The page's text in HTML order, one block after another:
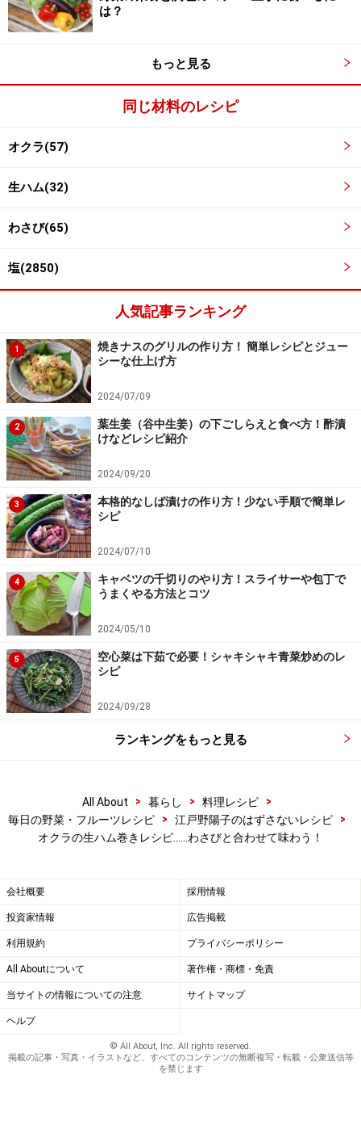
ワンポイントアドバイス
オクラは下ごしらえが大事です。軽く洗ってから板刷り
することで、表面のうぶ毛が取れて、口当たりがよくな
り、きれいな緑色にゆであがります。また、オクラのヘ
タは苦味の元なので、必ず切り落としてからゆでましょ
う。時間があるときは、ヘタを切り落としてから、切り
口を面取りするようにして切ると、見ばえがよくなりま
す。
※記事内容は執筆時点のものです。最新の内容をご確認くださ
い。
※衛生面および保存状態に起因して食中毒や体調不良を引き起こ
す場合があります。必ず清潔な状態で、正しい方法で行い、なる
べく早めにお召し上がりください。また、持ち運びの際は保存方
法に注意してください。
【編集部おすすめの購入サイト】
Amazonで人気レシピの書籍をチェック！
楽天市場で人気レシピの書籍をチェック！
は？
もっと見る
同じ材料のレシピ
オクラ(57)
生ハム(32)
わさび(65)
塩(2850)
人気記事ランキング
1
焼きナスのグリルの作り方！ 簡単レシピとジュー
シーな仕上げ方
2024/07/09
2
葉生姜（谷中生姜）の下ごしらえと食べ方！酢漬
けなどレシピ紹介
2024/09/20
3
本格的なしば漬けの作り方！少ない手順で簡単レ
シピ
2024/07/10
4
キャベツの千切りのやり方！スライサーや包丁で
うまくやる方法とコツ
2024/05/10
5
空心菜は下茹で必要！シャキシャキ青菜炒めのレ
シピ
2024/09/28
ランキングをもっと見る
All About > 暮らし > 料理レシピ
>
毎日の野菜・フルーツレシピ
> 江戸野陽子のはずさないレシピ
>
オクラの生ハム巻きレシピ……わさびと合わせて味わう！
会社概要 採用情報
投資家情報 広告掲載
利用規約 プライバシーポリシー
All Aboutについて 著作権・商標・免責
当サイトの情報についての注意 サイトマップ
ヘルプ
© All About, Inc. All rights reserved.
掲載の記事・写真・イラストなど、すべてのコンテンツの無断複写・転載・公衆送信等
を禁じます